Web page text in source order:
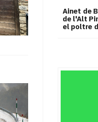
Ainet de
de l'Alt
el poltre